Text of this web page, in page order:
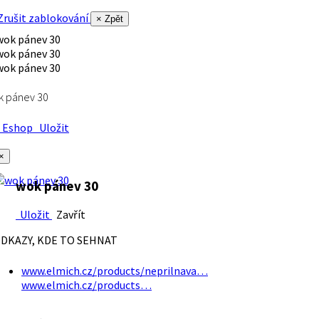
zablokování
× Zpět
pánev 30
Uložit
wok pánev 30
Uložit Zavřít
KDE TO SEHNAT
www.elmich.cz/products/neprilnava…
www.elmich.cz/products…